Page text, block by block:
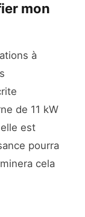
mon
à
de 11 kW
est
pourra
cela